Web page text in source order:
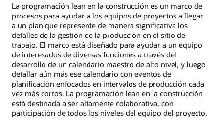
La programación lean en la construcción es un marco de
procesos para ayudar a los equipos de proyectos a llegar
a un plan que represente de manera significativa los
detalles de la gestión de la producción en el sitio de
trabajo. El marco está diseñado para ayudar a un equipo
de interesados de diversas funciones a través del
desarrollo de un calendario maestro de alto nivel, y luego
detallar aún más ese calendario con eventos de
planificación enfocados en intervalos de producción cada
vez más cortos. La programación lean en la construcción
está destinada a ser altamente colaborativa, con
participación de todos los niveles del equipo del proyecto.